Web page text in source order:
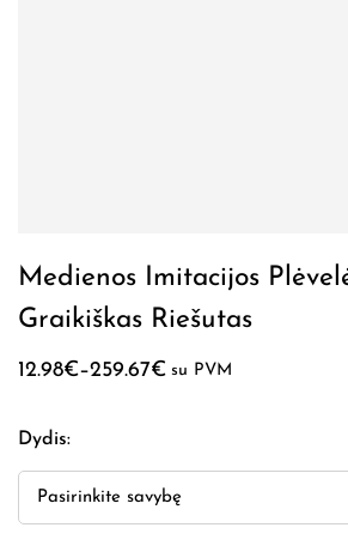
Medienos Imitacijos
Graikiškas Riešutas
12.98€–259.67€ su PVM
Dydis: